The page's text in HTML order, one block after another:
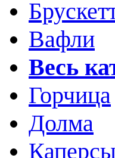
Вафли
Весь
Горчица
Долма
Каперсы